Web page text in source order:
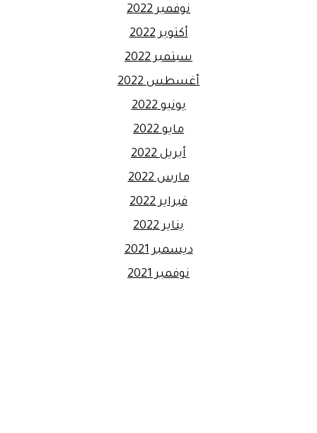
نوفمبر 2022
أكتوبر 2022
سبتمبر 2022
أغسطس 2022
يونيو 2022
مايو 2022
أبريل 2022
مارس 2022
فبراير 2022
يناير 2022
ديسمبر 2021
نوفمبر 2021